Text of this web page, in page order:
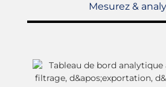
Mesurez &